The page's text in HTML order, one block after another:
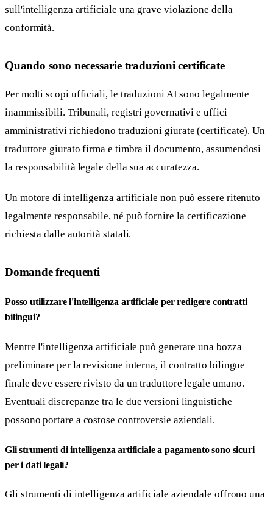
sull'intelligenza artificiale una grave violazione della
conformità.
Quando sono necessarie traduzioni certificate
Per molti scopi ufficiali, le traduzioni AI sono legalmente
inammissibili. Tribunali, registri governativi e uffici
amministrativi richiedono traduzioni giurate (certificate). Un
traduttore giurato firma e timbra il documento, assumendosi
la responsabilità legale della sua accuratezza.
Un motore di intelligenza artificiale non può essere ritenuto
legalmente responsabile, né può fornire la certificazione
richiesta dalle autorità statali.
Domande frequenti
Posso utilizzare l'intelligenza artificiale per redigere contratti
bilingui?
Mentre l'intelligenza artificiale può generare una bozza
preliminare per la revisione interna, il contratto bilingue
finale deve essere rivisto da un traduttore legale umano.
Eventuali discrepanze tra le due versioni linguistiche
possono portare a costose controversie aziendali.
Gli strumenti di intelligenza artificiale a pagamento sono sicuri
per i dati legali?
Gli strumenti di intelligenza artificiale aziendale offrono una